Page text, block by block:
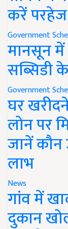
करें
Government
मानसून
सब्सिडी
Government
घर
लोन पर
जानें कौन
लाभ
News
गांव में
दुकान